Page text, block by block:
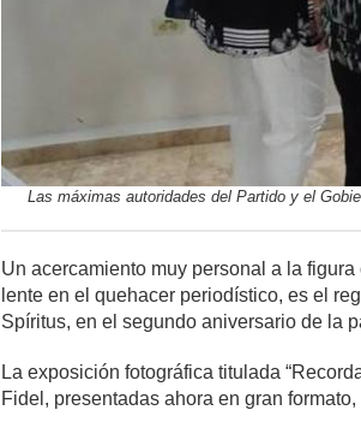
Las máximas autoridades del Partido y el
Un acercamiento muy personal a la
lente en el quehacer periodístico, es el
Spíritus, en el segundo aniversario de la
La exposición fotográfica titulada
Fidel, presentadas ahora en gran